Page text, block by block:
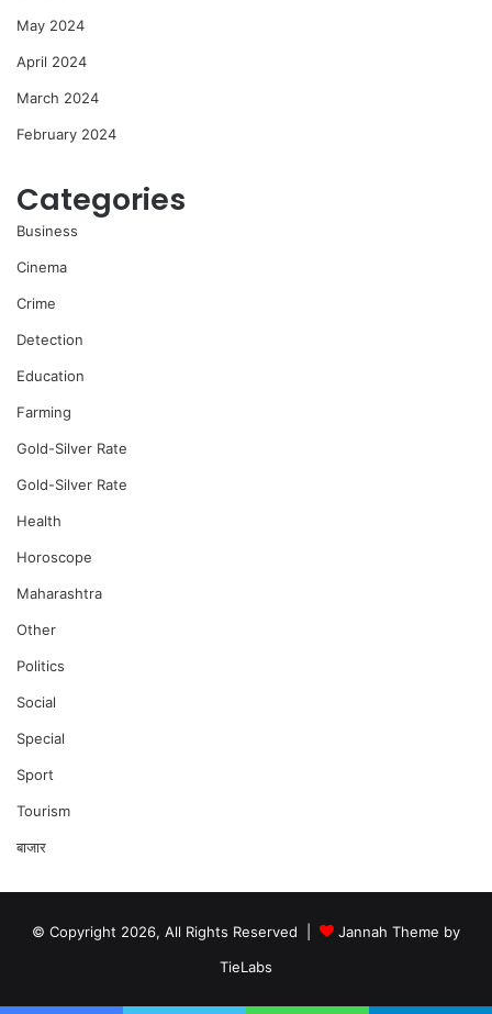
May 2024
April 2024
March 2024
February 2024
Categories
Business
Cinema
Crime
Detection
Education
Farming
Gold-Silver Rate
Gold-Silver Rate
Health
Horoscope
Maharashtra
Other
Politics
Social
Special
Sport
Tourism
बाजार
© Copyright 2026, All Rights Reserved |
Jannah Theme by
TieLabs